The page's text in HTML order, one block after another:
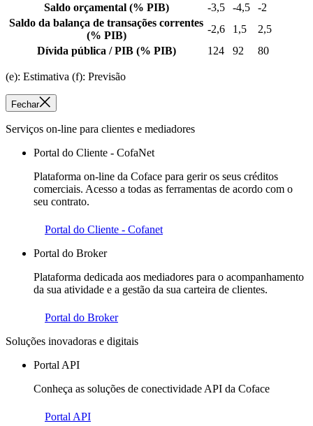
Saldo orçamental (% PIB) -3,5 -4,5
-2
Saldo da balança de transações correntes
(% PIB)
-2,6 1,5
2,5
Dívida pública / PIB (% PIB) 124 92 80
(e): Estimativa (f): Previsão
Fechar
Serviços on-line para clientes e mediadores
Portal do Cliente - CofaNet
Plataforma on-line da Coface para gerir os seus créditos
comerciais. Acesso a todas as ferramentas de acordo com o
seu contrato.
Portal do Cliente - Cofanet
Portal do Broker
Plataforma dedicada aos mediadores para o acompanhamento
da sua atividade e a gestão da sua carteira de clientes.
Portal do Broker
Soluções inovadoras e digitais
Portal API
Conheça as soluções de conectividade API da Coface
Portal API